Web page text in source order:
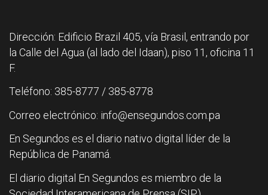
Dirección: Edificio Brazil 405, vía Brasil, entrando por
la Calle del Agua (al lado del Idaan), piso 11, oficina 11
F.
Teléfono: 385-8777 / 385-8778
Correo electrónico: info@ensegundos.com.pa
En Segundos es el diario nativo digital líder de la
República de Panamá.
El diario digital En Segundos es miembro de la